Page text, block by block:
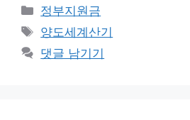
카
테
리
정부지원금
태
그
양도세계산기
댓글 남기기